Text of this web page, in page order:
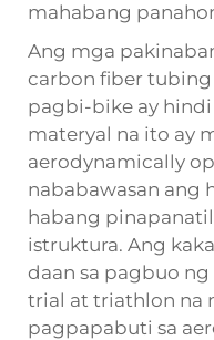
mahabang
Ang mga
carbon fiber tubing
pagbi-bike ay
materyal na ito ay
aerodynamically
nababawasan ang
habang
istruktura. Ang
daan sa pagbuo
trial at triathlon na
pagpapabuti sa